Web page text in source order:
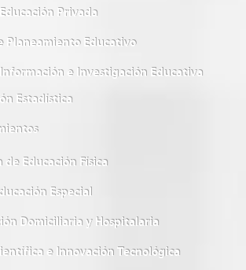
Privada
Planeamiento Educativo
e Investigación Educativa
Estadística
de Educación Física
Especial
Domiciliaria y Hospitalaria
e Innovación Tecnológica